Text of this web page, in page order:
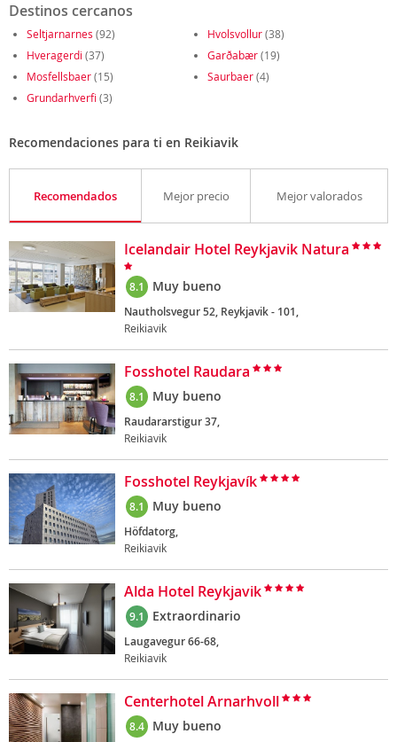
Destinos cercanos
Seltjarnarnes (92) Hvolsvollur(38)
Hveragerdi (37) Garðabær(19)
Mosfellsbaer(15) Saurbaer(4)
Grundarhverfi (3)
Recomendaciones para ti en Reikiavik
Recomendados Mejor precio Mejor valorados
Icelandair Hotel Reykjavik Natura
8.1 Muy bueno
Nautholsvegur 52, Reykjavik - 101,
Reikiavik
Fosshotel Raudara
8.1 Muy bueno
Raudararstigur 37,
Reikiavik
Fosshotel Reykjavík
8.1 Muy bueno
Höfdatorg,
Reikiavik
Alda Hotel Reykjavik
9.1 Extraordinario
Laugavegur 66-68,
Reikiavik
Centerhotel Arnarhvoll
8.4 Muy bueno